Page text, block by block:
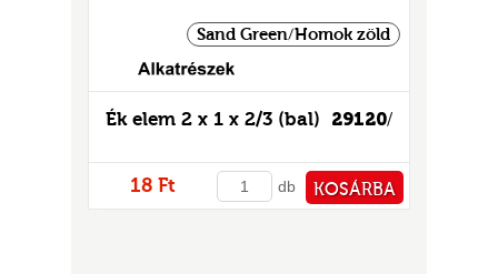
Sand Green/Homok zöld
29120/
Ék elem 2 x 1 x 2/3 (bal)
18 Ft db KOSÁRBA